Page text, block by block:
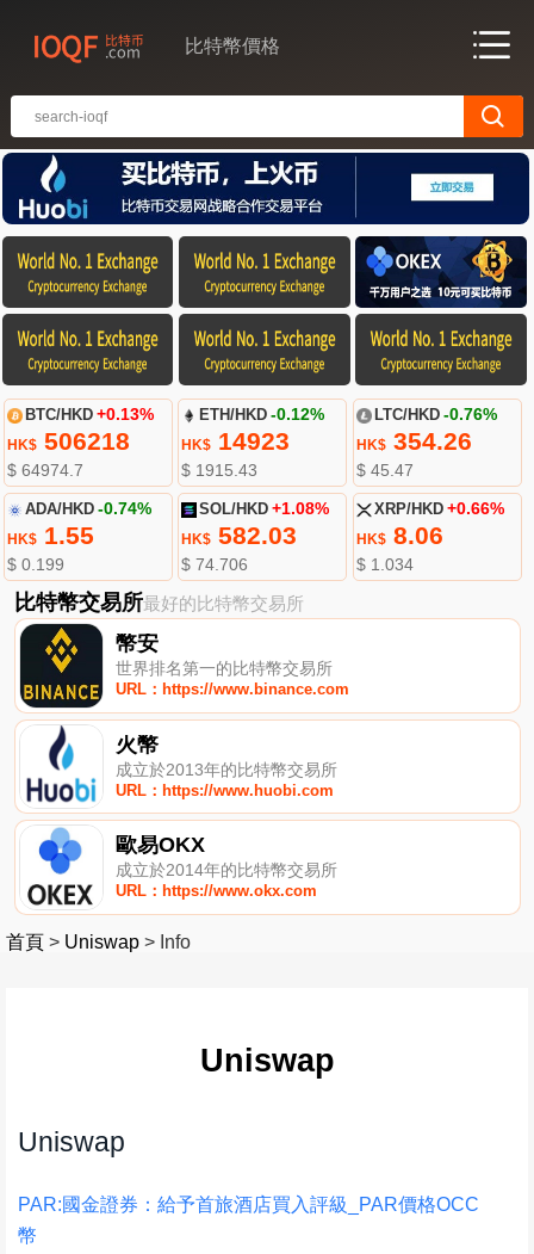
比特幣價格
BTC/HKD +0.13%
HK$506218
$ 64974.7
ETH/HKD -0.12%
HK$ 14923
$ 1915.43
LTC/HKD -0.76%
HK$354.26
$ 45.47
ADA/HKD -0.74%
HK$1.55
$ 0.199
SOL/HKD +1.08%
HK$ 582.03
$ 74.706
XRP/HKD +0.66%
HK$8.06
$ 1.034
比特幣交易所最好的比特幣交易所
幣安
世界排名第一的比特幣交易所
URL：https://www.binance.com
火幣
成立於2013年的比特幣交易所
URL：https://www.huobi.com
歐易OKX
成立於2014年的比特幣交易所
URL：https://www.okx.com
首頁 > Uniswap > Info
Uniswap
Uniswap
PAR:國金證券：給予首旅酒店買入評級_PAR價格OCC
幣